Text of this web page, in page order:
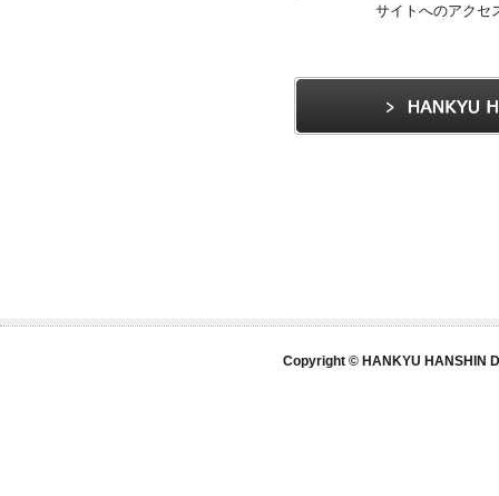
サイトへのアクセ
Copyright © HANKYU HANSHIN